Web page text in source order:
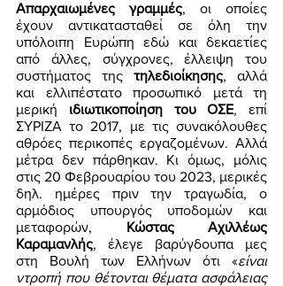
Απαρχαιωμένες γραμμές, οι οποίες
έχουν αντικατασταθεί σε όλη την
υπόλοιπη Ευρώπη εδώ και δεκαετίες
από άλλες, σύγχρονες, έλλειψη του
συστήματος της τηλεδιοίκησης, αλλά
και ελλιπέστατο προσωπικό μετά τη
μερική ιδιωτικοποίηση του ΟΣΕ, επί
ΣΥΡΙΖΑ το 2017, με τις συνακόλουθες
αθρόες περικοπές εργαζομένων. Αλλά
μέτρα δεν πάρθηκαν. Κι όμως, μόλις
στις 20 Φεβρουαρίου του 2023, μερικές
δηλ. ημέρες πριν την τραγωδία, ο
αρμόδιος υπουργός υποδομών και
μεταφορών, Κώστας Αχιλλέως
Καραμανλής, έλεγε βαρύγδουπα μες
στη Βουλή των Ελλήνων ότι «είναι
ντροπή που θέτονται θέματα ασφάλειας